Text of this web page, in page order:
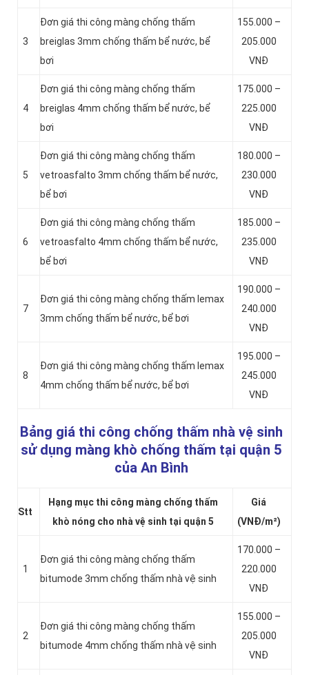
3
Đơn giá thi công màng chống thấm
breiglas 3mm chống thấm bể nước, bể
bơi
155.000 –
205.000
VNĐ
4
Đơn giá thi công màng chống thấm
breiglas 4mm chống thấm bể nước, bể
bơi
175.000 –
225.000
VNĐ
5
Đơn giá thi công màng chống thấm
vetroasfalto 3mm chống thấm bể nước,
bể bơi
180.000 –
230.000
VNĐ
6
Đơn giá thi công màng chống thấm
vetroasfalto 4mm chống thấm bể nước,
bể bơi
185.000 –
235.000
VNĐ
7
Đơn giá thi công màng chống thấm lemax
3mm chống thấm bể nước, bể bơi
190.000 –
240.000
VNĐ
8
Đơn giá thi công màng chống thấm lemax
4mm chống thấm bể nước, bể bơi
195.000 –
245.000
VNĐ
Bảng giá thi công chống thấm nhà vệ sinh
sử dụng màng khò chống thấm tại quận 5
của An Bình
Stt
Hạng mục thi công màng chống thấm
khò nóng cho nhà vệ sinh tại quận 5
Giá
(VNĐ/m²)
1
Đơn giá thi công màng chống thấm
bitumode 3mm chống thấm nhà vệ sinh
170.000 –
220.000
VNĐ
2
Đơn giá thi công màng chống thấm
bitumode 4mm chống thấm nhà vệ sinh
155.000 –
205.000
VNĐ